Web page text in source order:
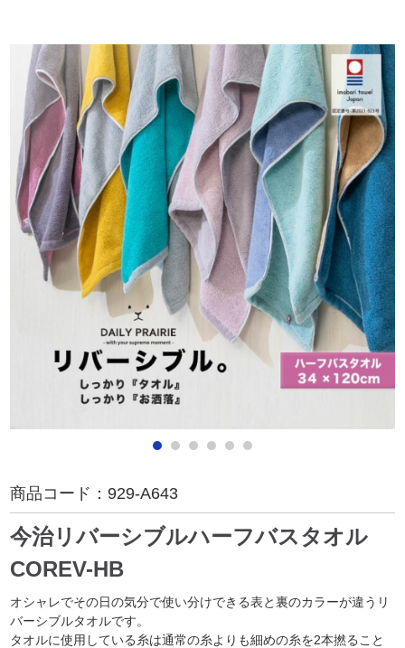
商品コード：929-A643
今治リバーシブルハーフバスタオル
COREV-HB
オシャレでその日の気分で使い分けできる表と裏のカラーが違うリ
バーシブルタオルです。
タオルに使用している糸は通常の糸よりも細めの糸を2本撚ること